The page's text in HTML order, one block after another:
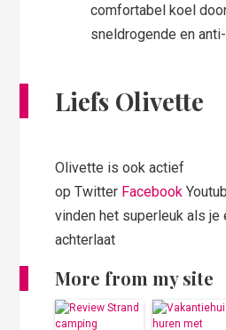
comfortabel koel
sneldrogende en
Liefs Olivette
Olivette is ook actief
op Twitter Facebook
vinden het superleuk als je
achterlaat
More from my site